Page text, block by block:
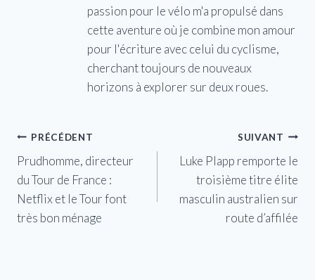
passion pour le vélo m'a propulsé dans
cette aventure où je combine mon amour
pour l'écriture avec celui du cyclisme,
cherchant toujours de nouveaux
horizons à explorer sur deux roues.
Navigation
de
l’article
PRÉCÉDENT
Prudhomme, directeur
du Tour de France :
Netflix et le Tour font
très bon ménage
SUIVANT
Luke Plapp remporte le
troisième titre élite
masculin australien sur
route d’affilée